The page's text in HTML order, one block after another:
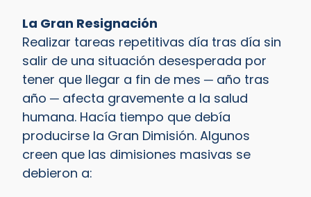
La Gran Resignación
Realizar tareas repetitivas día tras día sin
salir de una situación desesperada por
tener que llegar a fin de mes ─ año tras
año ─ afecta gravemente a la salud
humana. Hacía tiempo que debía
producirse la Gran Dimisión. Algunos
creen que las dimisiones masivas se
debieron a: